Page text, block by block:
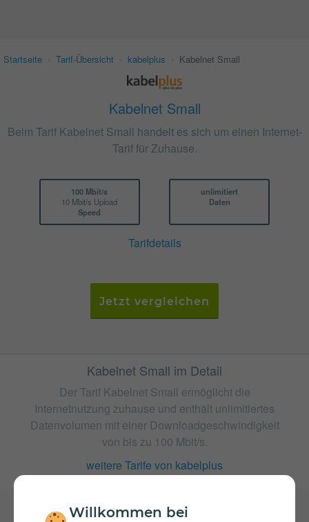
Willkommen bei
Startseite Tarif-Übersicht kabelplus Kabelnet Small
Kabelnet Small
Beim Tarif Kabelnet Small handelt es sich um einen Internet-
Tarif für Zuhause.
100 Mbit/s
10 Mbit/s Upload
Speed
unlimitiert
Daten
Tarifdetails
Jetzt vergleichen
Kabelnet Small im Detail
Der Tarif Kabelnet Small ermöglicht die
Internetnutzung zuhause und enthält unlimitiertes
Datenvolumen mit einer Downloadgeschwindigkeit
von bis zu 100 Mbit/s.
weitere Tarife von kabelplus